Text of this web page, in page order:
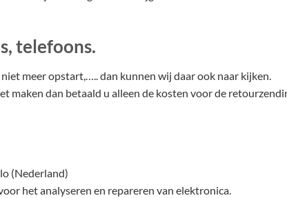
telefoons.
meer opstart,….. dan kunnen wij daar ook naar kijken.
maken dan betaald u alleen de kosten voor de
(Nederland)
het analyseren en repareren van elektronica.